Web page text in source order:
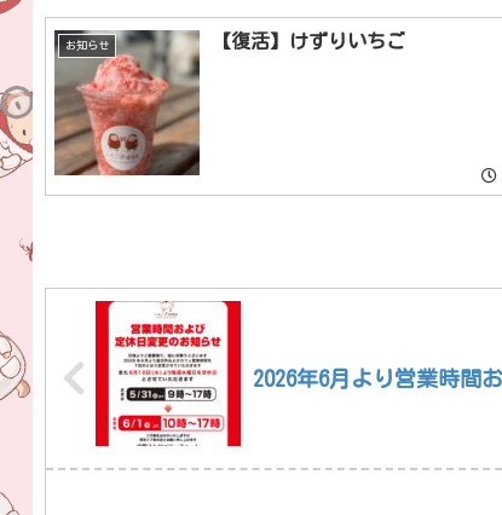
お知らせ 【復活】けずりいちご
2026年6月より営業時間